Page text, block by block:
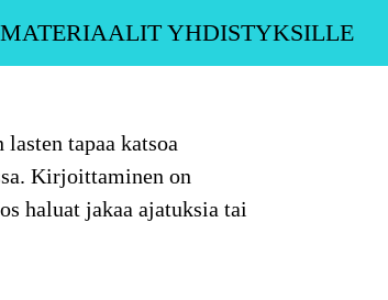
MATERIAALIT YHDISTYKSILLE
tapaa katsoa
Kirjoittaminen on
haluat jakaa ajatuksia tai